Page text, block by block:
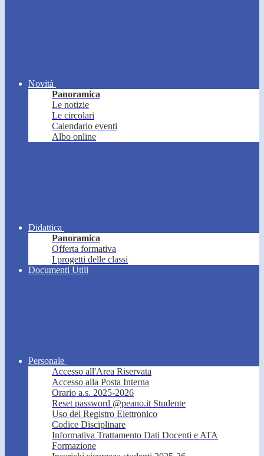
Novità
Panoramica
Le notizie
Le circolari
Calendario eventi
Albo online
Didattica
Panoramica
Offerta formativa
I progetti delle classi
Documenti Utili
Personale
Accesso all'Area Riservata
Accesso alla Posta Interna
Orario a.s. 2025-2026
Reset password @peano.it Studente
Uso del Registro Elettronico
Codice Disciplinare
Informativa Trattamento Dati Docenti e ATA
Formazione